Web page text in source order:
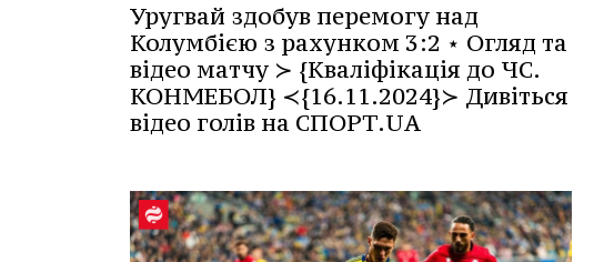
Уругвай здобув перемогу над
Колумбією з рахунком 3:2 ⋆ Огляд та
відео матчу ≻ {Кваліфікація до ЧС.
КОНМЕБОЛ} ≺{16.11.2024}≻ Дивіться
відео голів на СПОРТ.UA